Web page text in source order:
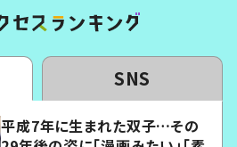
SNS
平成7年に生まれた双子…その